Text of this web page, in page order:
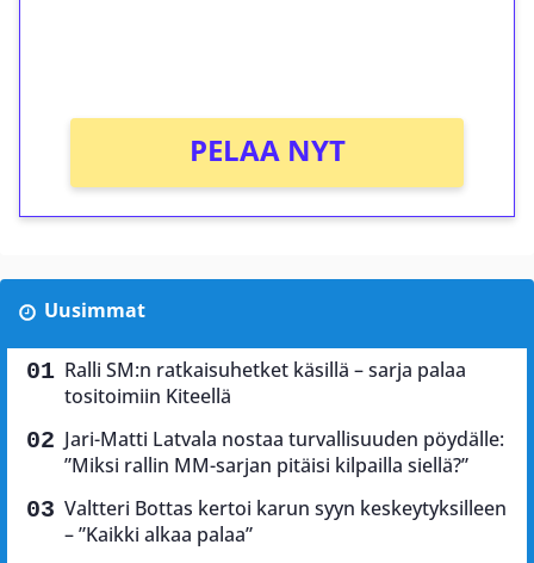
PELAA NYT
Uusimmat
Ralli SM:n ratkaisuhetket käsillä – sarja palaa
tositoimiin Kiteellä
Jari-Matti Latvala nostaa turvallisuuden pöydälle:
”Miksi rallin MM-sarjan pitäisi kilpailla siellä?”
Valtteri Bottas kertoi karun syyn keskeytyksilleen
– ”Kaikki alkaa palaa”